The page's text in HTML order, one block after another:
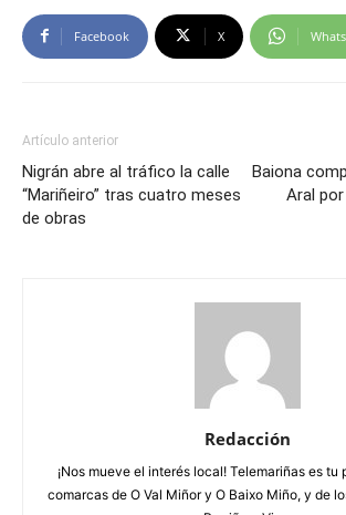
Facebook X
Artículo anterior
Nigrán abre al tráfico la calle
“Mariñeiro” tras cuatro meses
de obras
Baiona
Aral
Redacción
¡Nos mueve el interés local! Telemariñas es tu
comarcas de O Val Miñor y O Baixo Miño, y de